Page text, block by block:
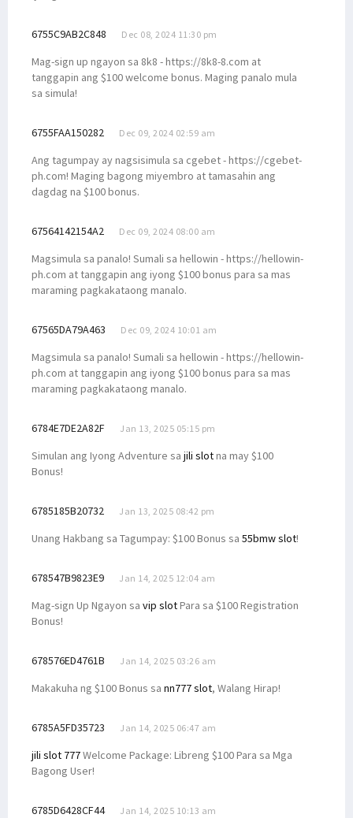
6755C9AB2C848 Dec 08, 2024 11:30 pm
Mag-sign up ngayon sa 8k8 - https://8k8-8.com at
tanggapin ang $100 welcome bonus. Maging panalo mula
sa simula!
6755FAA150282 Dec 09, 2024 02:59 am
Ang tagumpay ay nagsisimula sa cgebet - https://cgebet-
ph.com! Maging bagong miyembro at tamasahin ang
dagdag na $100 bonus.
67564142154A2 Dec 09, 2024 08:00 am
Magsimula sa panalo! Sumali sa hellowin - https://hellowin-
ph.com at tanggapin ang iyong $100 bonus para sa mas
maraming pagkakataong manalo.
67565DA79A463 Dec 09, 2024 10:01 am
Magsimula sa panalo! Sumali sa hellowin - https://hellowin-
ph.com at tanggapin ang iyong $100 bonus para sa mas
maraming pagkakataong manalo.
6784E7DE2A82F Jan 13, 2025 05:15 pm
Simulan ang Iyong Adventure sa jili slotna may $100
Bonus!
6785185B20732 Jan 13, 2025 08:42 pm
Unang Hakbang sa Tagumpay: $100 Bonus sa 55bmw slot!
678547B9823E9 Jan 14, 2025 12:04 am
Mag-sign Up Ngayon sa vip slotPara sa $100 Registration
Bonus!
678576ED4761B Jan 14, 2025 03:26 am
Makakuha ng $100 Bonus sa nn777 slot, Walang Hirap!
6785A5FD35723 Jan 14, 2025 06:47 am
jili slot 777Welcome Package: Libreng $100 Para sa Mga
Bagong User!
6785D6428CF44 Jan 14, 2025 10:13 am